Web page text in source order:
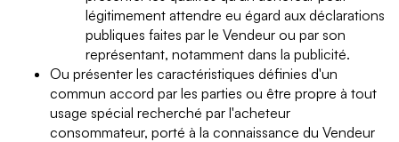
légitimement attendre eu égard aux déclarations
publiques faites par le Vendeur ou par son
représentant, notamment dans la publicité.
Ou présenter les caractéristiques définies d'un
commun accord par les parties ou être propre à tout
usage spécial recherché par l'acheteur
consommateur, porté à la connaissance du Vendeur